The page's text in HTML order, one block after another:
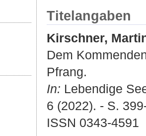
Titelangaben
Kirschner,
Dem
Pfrang.
In: Lebendige
6 (2022). - S.
ISSN 0343-4591